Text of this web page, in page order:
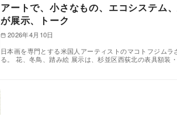
アートで、小さなもの、エコシステム
が展示、トーク
2026年4月10日
日本画を専門とする米国人アーティストのマコトフジム
る。 花、冬鳥、踏み絵 展示は、杉並区西荻北の表具額装